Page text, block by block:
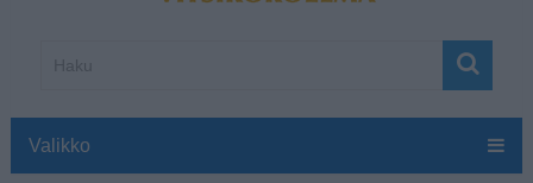
Valikko